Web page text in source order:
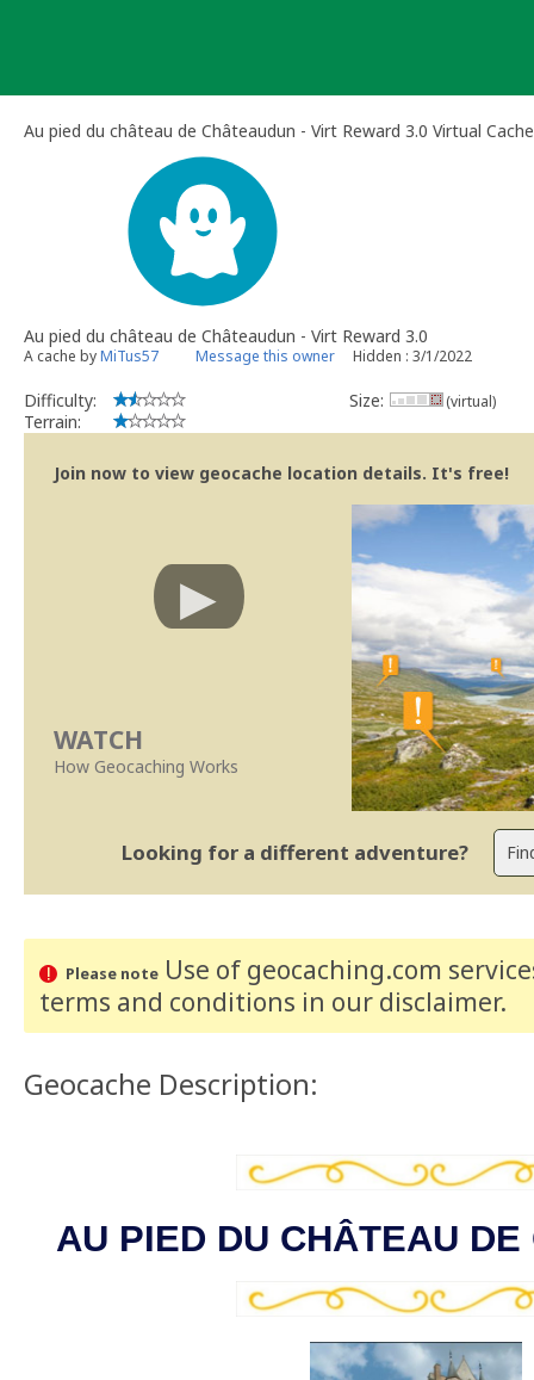
Au pied du château de Châteaudun - Virt Reward 3.0 Virtual Cache
Au pied du château de Châteaudun - Virt Reward 3.0
A cache byMiTus57 Message this owner Hidden : 3/1/2022
Difficulty:
Terrain:
Size: (virtual)
Join now to view geocache location details. It's free!
WATCH
How Geocaching Works
Looking for a different adventure?
Please noteUse of geocaching.com
terms and conditions in our disclaimer.
Geocache Description:
AU PIED DU CHÂTEAU